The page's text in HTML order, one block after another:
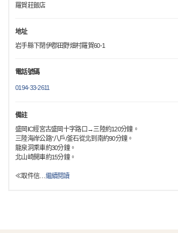
羅賀莊飯店
地址
岩手縣下閉伊郡田野畑村羅賀60-1
電話號碼
0194-33-2611
備註
盛岡IC經宮古盛岡十字路口→三陸約120分鐘。
三陸海岸公路“八戶/釜石從北到南約90分鐘。
龍泉洞乘車約30分鐘。
北山崎開車約15分鐘。
≪取件信… 繼續閱讀